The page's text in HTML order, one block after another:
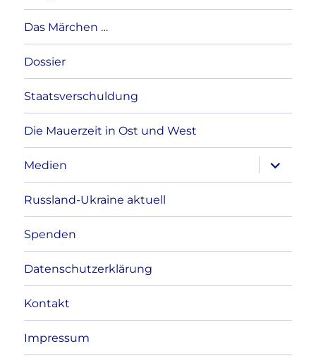
Das Märchen …
Dossier
Staatsverschuldung
Die Mauerzeit in Ost und West
Medien
anzeigen
Russland-Ukraine aktuell
Spenden
Datenschutzerklärung
Kontakt
Impressum